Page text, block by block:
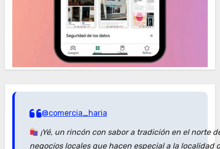
@comercia_haria
¡Yé, un rincón con sabor a tradición en el norte
negocios locales que hacen especial a la localidad